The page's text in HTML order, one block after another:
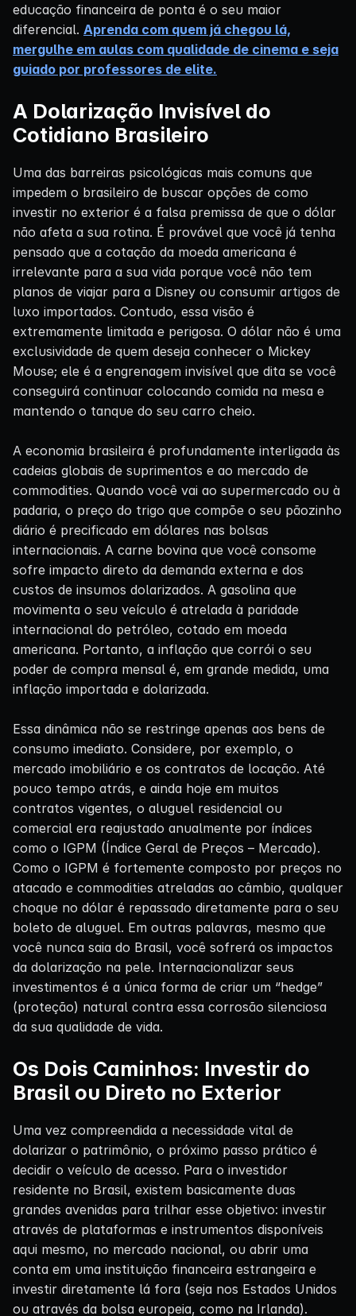
educação financeira de ponta é o seu maior
diferencial. Aprenda com quem já chegou lá,
mergulhe em aulas com qualidade de cinema e seja
guiado por professores de elite.
A Dolarização Invisível do
Cotidiano Brasileiro
Uma das barreiras psicológicas mais comuns que
impedem o brasileiro de buscar opções de como
investir no exterior é a falsa premissa de que o dólar
não afeta a sua rotina. É provável que você já tenha
pensado que a cotação da moeda americana é
irrelevante para a sua vida porque você não tem
planos de viajar para a Disney ou consumir artigos de
luxo importados. Contudo, essa visão é
extremamente limitada e perigosa. O dólar não é uma
exclusividade de quem deseja conhecer o Mickey
Mouse; ele é a engrenagem invisível que dita se você
conseguirá continuar colocando comida na mesa e
mantendo o tanque do seu carro cheio.
A economia brasileira é profundamente interligada às
cadeias globais de suprimentos e ao mercado de
commodities. Quando você vai ao supermercado ou à
padaria, o preço do trigo que compõe o seu pãozinho
diário é precificado em dólares nas bolsas
internacionais. A carne bovina que você consome
sofre impacto direto da demanda externa e dos
custos de insumos dolarizados. A gasolina que
movimenta o seu veículo é atrelada à paridade
internacional do petróleo, cotado em moeda
americana. Portanto, a inflação que corrói o seu
poder de compra mensal é, em grande medida, uma
inflação importada e dolarizada.
Essa dinâmica não se restringe apenas aos bens de
consumo imediato. Considere, por exemplo, o
mercado imobiliário e os contratos de locação. Até
pouco tempo atrás, e ainda hoje em muitos
contratos vigentes, o aluguel residencial ou
comercial era reajustado anualmente por índices
como o IGPM (Índice Geral de Preços – Mercado).
Como o IGPM é fortemente composto por preços no
atacado e commodities atreladas ao câmbio, qualquer
choque no dólar é repassado diretamente para o seu
boleto de aluguel. Em outras palavras, mesmo que
você nunca saia do Brasil, você sofrerá os impactos
da dolarização na pele. Internacionalizar seus
investimentos é a única forma de criar um “hedge”
(proteção) natural contra essa corrosão silenciosa
da sua qualidade de vida.
Os Dois Caminhos: Investir do
Brasil ou Direto no Exterior
Uma vez compreendida a necessidade vital de
dolarizar o patrimônio, o próximo passo prático é
decidir o veículo de acesso. Para o investidor
residente no Brasil, existem basicamente duas
grandes avenidas para trilhar esse objetivo: investir
através de plataformas e instrumentos disponíveis
aqui mesmo, no mercado nacional, ou abrir uma
conta em uma instituição financeira estrangeira e
investir diretamente lá fora (seja nos Estados Unidos
ou através da bolsa europeia, como na Irlanda).